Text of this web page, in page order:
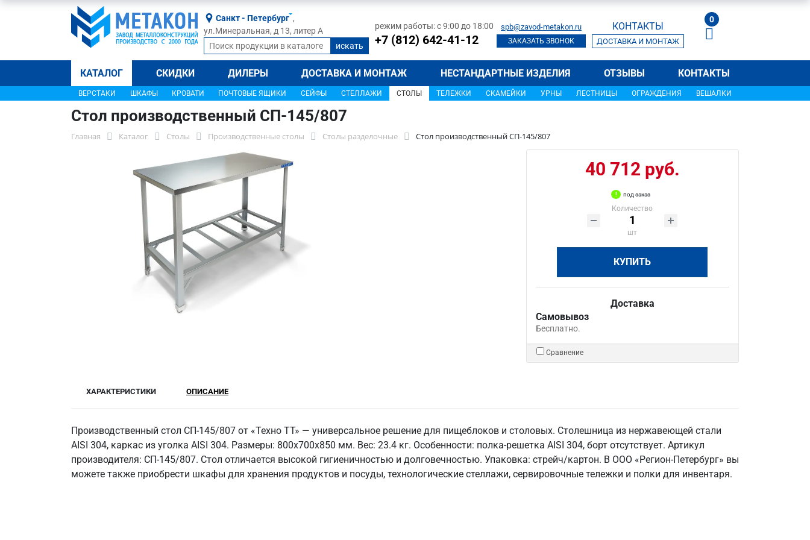
Санкт - Петербург ,
ул.Минеральная, д 13, литер А
режим работы: с 9:00 до 18:00
+7 (812) 642-41-12
spb@zavod-metakon.ru
ЗАКАЗАТЬ ЗВОНОК
КОНТАКТЫ
ДОСТАВКА И МОНТАЖ
0
КАТАЛОГ СКИДКИ ДИЛЕРЫ ДОСТАВКА И МОНТАЖ НЕСТАНДАРТНЫЕ ИЗДЕЛИЯ ОТЗЫВЫ КОНТАКТЫ
ВЕРСТАКИ ШКАФЫ КРОВАТИ ПОЧТОВЫЕ ЯЩИКИ СЕЙФЫ СТЕЛЛАЖИ СТОЛЫ ТЕЛЕЖКИ СКАМЕЙКИ УРНЫ ЛЕСТНИЦЫ ОГРАЖДЕНИЯ ВЕШАЛКИ
Стол производственный СП-145/807
Главная Каталог Столы Производственные столы Столы разделочные Стол производственный СП-145/807
40 712 руб.
под заказ
Количество
шт
КУПИТЬ
Доставка
Самовывоз
Бесплатно.
Сравнение
ХАРАКТЕРИСТИКИ ОПИСАНИЕ
Производственный стол СП-145/807 от «Техно ТТ» — универсальное решение для пищеблоков и столовых. Столешница из нержавеющей стали
AISI 304, каркас из уголка AISI 304. Размеры: 800x700x850 мм. Вес: 23.4 кг. Особенности: полка-решетка AISI 304, борт отсутствует. Артикул
производителя: СП-145/807. Стол отличается высокой гигиеничностью и долговечностью. Упаковка: стрейч/картон. В ООО «Регион-Петербург» вы
можете также приобрести шкафы для хранения продуктов и посуды, технологические стеллажи, сервировочные тележки и полки для инвентаря.